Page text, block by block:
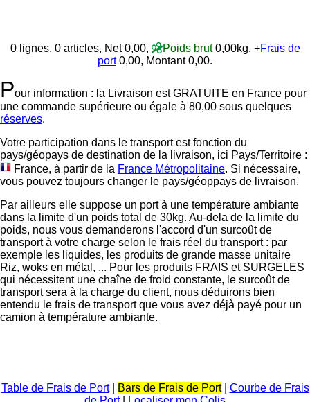
0lignes, 0articles, Net 0,00, Poids brut 0,00kg. +Frais de
port0,00, Montant 0,00.
Pour information : la Livraison est GRATUITE en France pour
une commande supérieure ou égale à 80,00 sous quelques
réserves.
Votre participation dans le transport est fonction du
pays/géopays de destination de la livraison, ici Pays/Territoire :
France, à partir de la France Métropolitaine. Si nécessaire,
vous pouvez toujours changer le pays/géoppays de livraison.
Par ailleurs elle suppose un port à une température ambiante
dans la limite d'un poids total de 30kg. Au-dela de la limite du
poids, nous vous demanderons l'accord d'un surcoût de
transport à votre charge selon le frais réel du transport : par
exemple les liquides, les produits de grande masse unitaire
Riz, woks en métal, ... Pour les produits FRAIS et SURGELES
qui nécessitent une chaîne de froid constante, le surcoût de
transport sera à la charge du client, nous déduirons bien
entendu le frais de transport que vous avez déjà payé pour un
camion à température ambiante.
Table de Frais de Port| Bars de Frais de Port| Courbe de Frais